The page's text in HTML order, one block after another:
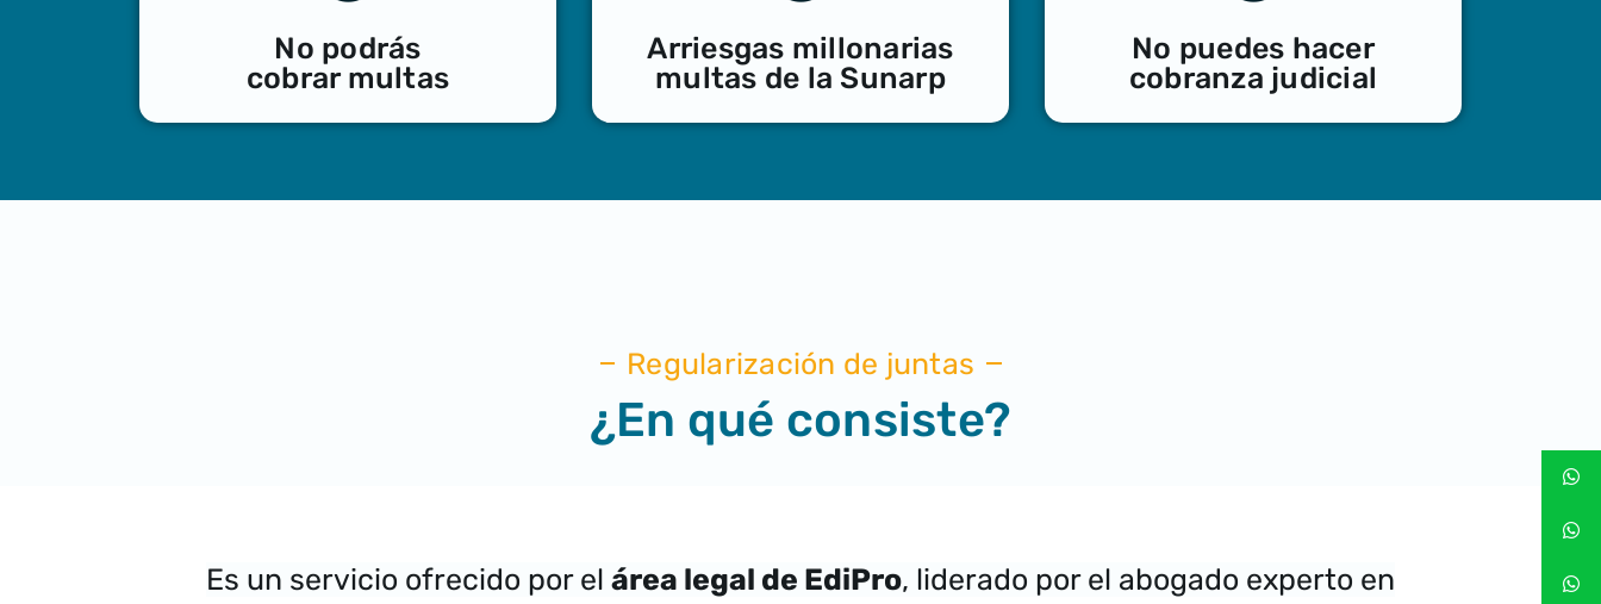
No podrás
cobrar multas
Arriesgas millonarias
multas de la Sunarp
No puedes hacer
cobranza judicial
Regularización de juntas
¿En qué consiste?
Es un servicio ofrecido por el área legal de EdiPro, liderado por el abogado experto en